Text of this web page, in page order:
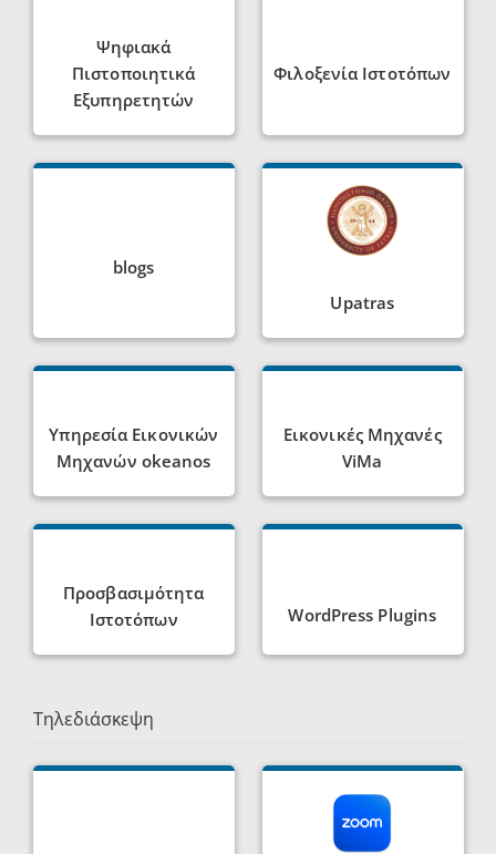
Ψηφιακά
Πιστοποιητικά
Eξυπηρετητών
Φιλοξενία Ιστοτόπων
blogs
Upatras
Υπηρεσία Εικονικών
Μηχανών okeanos
Εικονικές Μηχανές
ViMa
Προσβασιμότητα
Ιστοτόπων
WordPress Plugins
Τηλεδιάσκεψη